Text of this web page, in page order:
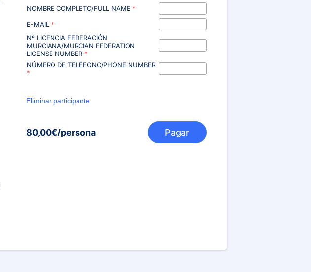
NOMBRE COMPLETO/FULL NAME *
E-MAIL *
Nº LICENCIA FEDERACIÓN
MURCIANA/MURCIAN FEDERATION
LICENSE NUMBER *
NÚMERO DE TELÉFONO/PHONE NUMBER
*
80,00€/persona Pagar